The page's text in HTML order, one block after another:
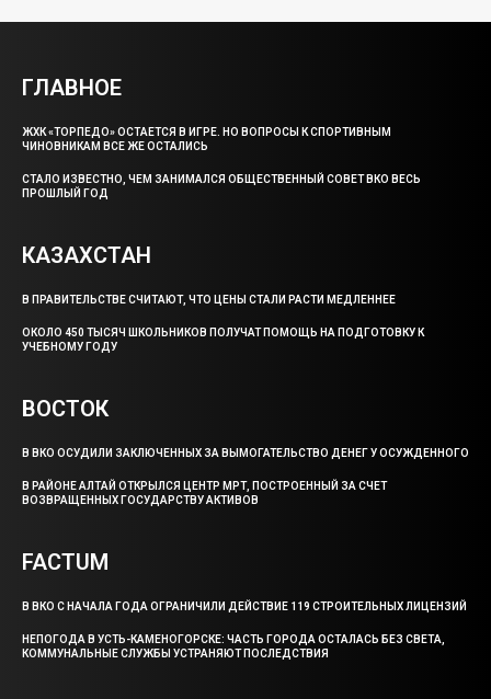
ГЛАВНОЕ
ЖХК «ТОРПЕДО» ОСТАЕТСЯ В ИГРЕ. НО ВОПРОСЫ К СПОРТИВНЫМ
ЧИНОВНИКАМ ВСЕ ЖЕ ОСТАЛИСЬ
СТАЛО ИЗВЕСТНО, ЧЕМ ЗАНИМАЛСЯ ОБЩЕСТВЕННЫЙ СОВЕТ ВКО ВЕСЬ
ПРОШЛЫЙ ГОД
КАЗАХСТАН
В ПРАВИТЕЛЬСТВЕ СЧИТАЮТ, ЧТО ЦЕНЫ СТАЛИ РАСТИ МЕДЛЕННЕЕ
ОКОЛО 450 ТЫСЯЧ ШКОЛЬНИКОВ ПОЛУЧАТ ПОМОЩЬ НА ПОДГОТОВКУ К
УЧЕБНОМУ ГОДУ
ВОСТОК
В ВКО ОСУДИЛИ ЗАКЛЮЧЕННЫХ ЗА ВЫМОГАТЕЛЬСТВО ДЕНЕГ У ОСУЖДЕННОГО
В РАЙОНЕ АЛТАЙ ОТКРЫЛСЯ ЦЕНТР МРТ, ПОСТРОЕННЫЙ ЗА СЧЕТ
ВОЗВРАЩЕННЫХ ГОСУДАРСТВУ АКТИВОВ
FACTUM
В ВКО С НАЧАЛА ГОДА ОГРАНИЧИЛИ ДЕЙСТВИЕ 119 СТРОИТЕЛЬНЫХ ЛИЦЕНЗИЙ
НЕПОГОДА В УСТЬ-КАМЕНОГОРСКЕ: ЧАСТЬ ГОРОДА ОСТАЛАСЬ БЕЗ СВЕТА,
КОММУНАЛЬНЫЕ СЛУЖБЫ УСТРАНЯЮТ ПОСЛЕДСТВИЯ